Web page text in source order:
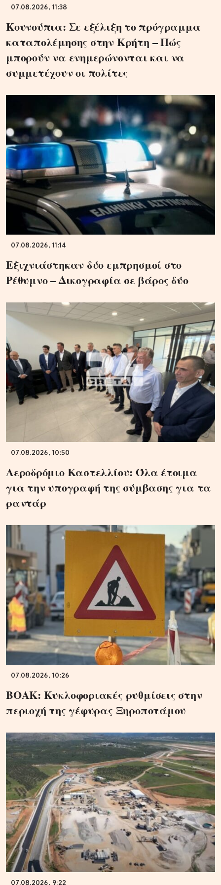
07.08.2026, 11:38
Κουνούπια: Σε εξέλιξη το πρόγραμμα
καταπολέμησης στην Κρήτη – Πώς
μπορούν να ενημερώνονται και να
συμμετέχουν οι πολίτες
07.08.2026, 11:14
Εξιχνιάστηκαν δύο εμπρησμοί στο
Ρέθυμνο – Δικογραφία σε βάρος δύο
07.08.2026, 10:50
Αεροδρόμιο Καστελλίου: Όλα έτοιμα
για την υπογραφή της σύμβασης για τα
ραντάρ
07.08.2026, 10:26
ΒΟΑΚ: Κυκλοφοριακές ρυθμίσεις στην
περιοχή της γέφυρας Ξηροποτάμου
07.08.2026, 9:22